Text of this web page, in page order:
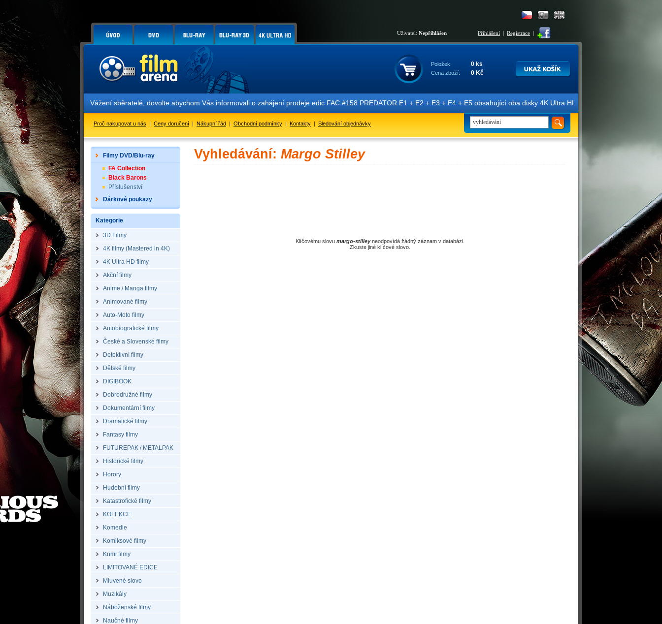
Uživatel: Nepřihlášen Přihlášení | Registrace |
Položek: 0 ks
Cena zboží: 0 Kč
Vážení sběratelé, dovolte abychom Vás informovali o zahájení prodeje edic FAC #158 PREDATOR E1 + E2 + E3 + E4 + E5 obsahující oba disky 4K Ultra HD + Blu-ray 3D/2D.
Proč nakupovat u nás | Ceny doručení | Nákupní řád | Obchodní podmínky | Kontakty | Sledování objednávky
Filmy DVD/Blu-ray
FA Collection
Black Barons
Příslušenství
Dárkové poukazy
Kategorie
3D Filmy
4K filmy (Mastered in 4K)
4K Ultra HD filmy
Akční filmy
Anime / Manga filmy
Animované filmy
Auto-Moto filmy
Autobiografické filmy
České a Slovenské filmy
Detektivní filmy
Dětské filmy
DIGIBOOK
Dobrodružné filmy
Dokumentární filmy
Dramatické filmy
Fantasy filmy
FUTUREPAK / METALPAK
Historické filmy
Horory
Hudební filmy
Katastrofické filmy
KOLEKCE
Komedie
Komiksové filmy
Krimi filmy
LIMITOVANÉ EDICE
Mluvené slovo
Muzikály
Náboženské filmy
Naučné filmy
Vyhledávání: Margo Stilley
Klíčovému slovu margo-stilleyneodpovídá žádný záznam v databázi.
Zkuste jiné klíčové slovo.